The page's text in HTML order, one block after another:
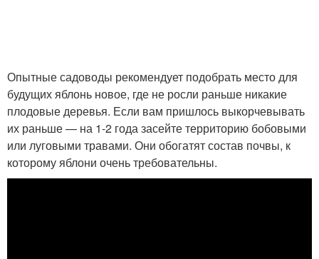
Опытные садоводы рекомендует подобрать место для
будущих яблонь новое, где не росли раньше никакие
плодовые деревья. Если вам пришлось выкорчевывать
их раньше — на 1-2 года засейте территорию бобовыми
или луговыми травами. Они обогатят состав почвы, к
которому яблони очень требовательны.